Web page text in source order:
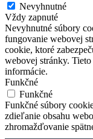
Nevyhnutné
Vždy zapnuté
Nevyhnutné súbory
fungovanie webovej
cookie, ktoré
webovej stránky.
informácie.
Funkčné
Funkčné
Funkčné súbory
zdieľanie obsahu
zhromažďovanie